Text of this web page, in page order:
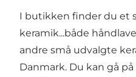
I butikken finder du et
keramik...både
andre små udvalgte
Danmark. Du kan gå